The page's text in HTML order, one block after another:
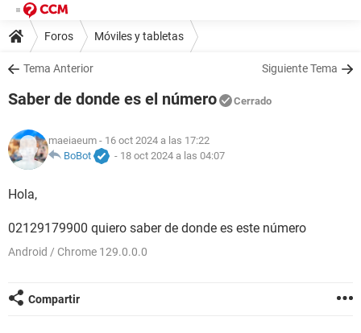
Foros Móviles y tabletas
Tema Anterior Siguiente Tema
Saber de donde es el número Cerrado
maeiaeum - 16 oct 2024 a las 17:22
BoBot
- 18 oct 2024 a las 04:07
Hola,
02129179900 quiero saber de donde es este número
Android / Chrome 129.0.0.0
Compartir